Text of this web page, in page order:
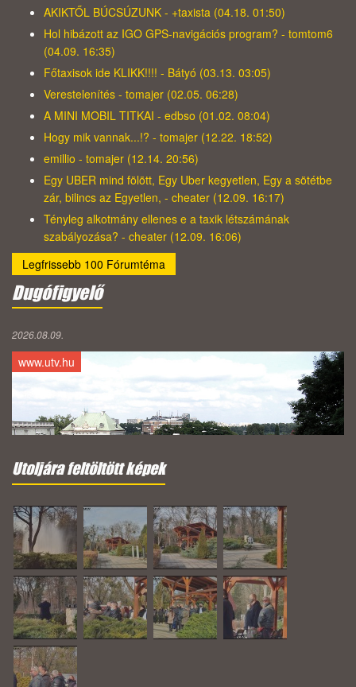
AKIKTŐL BÚCSÚZUNK - +taxista (04.18. 01:50)
Hol hibázott az IGO GPS-navigációs program? - tomtom6
(04.09. 16:35)
Főtaxisok ide KLIKK!!!! - Bátyó (03.13. 03:05)
Verestelenítés - tomajer (02.05. 06:28)
A MINI MOBIL TITKAI - edbso (01.02. 08:04)
Hogy mik vannak...!? - tomajer (12.22. 18:52)
emillio - tomajer (12.14. 20:56)
Egy UBER mind fölött, Egy Uber kegyetlen, Egy a sötétbe
zár, bilincs az Egyetlen, - cheater (12.09. 16:17)
Tényleg alkotmány ellenes e a taxik létszámának
szabályozása? - cheater (12.09. 16:06)
Legfrissebb 100 Fórumtéma
Dugófigyelő
2026.08.09.
www.utv.hu
Utoljára feltöltött képek